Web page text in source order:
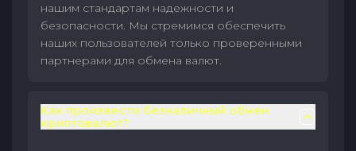
нашим стандартам надежности и
безопасности. Мы стремимся обеспечить
наших пользователей только проверенными
партнерами для обмена валют.
Как произвести безналичный обмен
криптовалют?